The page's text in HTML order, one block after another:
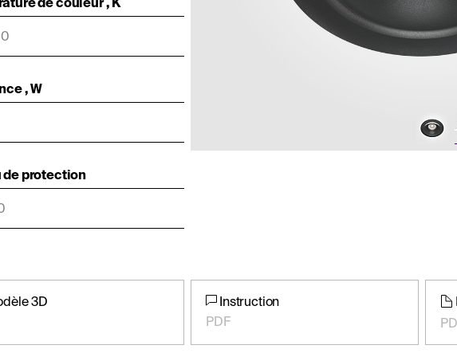
, W
de protection
3D
Instruction
PDF